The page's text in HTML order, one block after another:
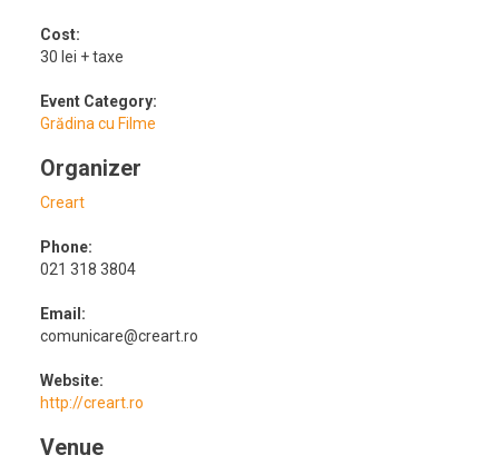
Cost:
30 lei + taxe
Event Category:
Grădina cu Filme
Organizer
Creart
Phone:
021 318 3804
Email:
comunicare@creart.ro
Website:
http://creart.ro
Venue